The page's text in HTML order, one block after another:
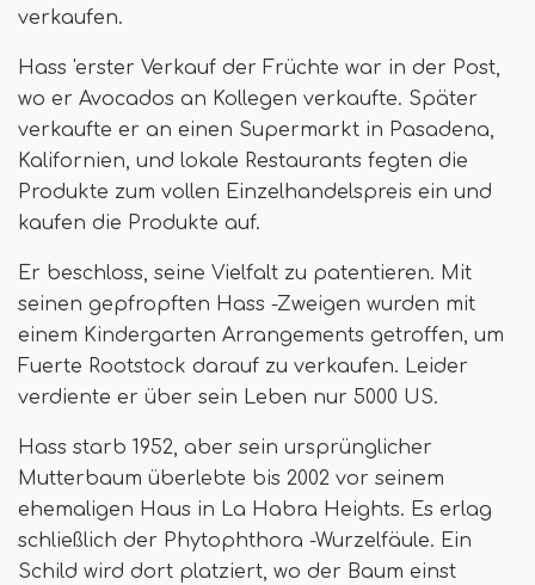
verkaufen.
Hass 'erster Verkauf der Früchte war in der Post,
wo er Avocados an Kollegen verkaufte. Später
verkaufte er an einen Supermarkt in Pasadena,
Kalifornien, und lokale Restaurants fegten die
Produkte zum vollen Einzelhandelspreis ein und
kaufen die Produkte auf.
Er beschloss, seine Vielfalt zu patentieren. Mit
seinen gepfropften Hass -Zweigen wurden mit
einem Kindergarten Arrangements getroffen, um
Fuerte Rootstock darauf zu verkaufen. Leider
verdiente er über sein Leben nur 5000 US.
Hass starb 1952, aber sein ursprünglicher
Mutterbaum überlebte bis 2002 vor seinem
ehemaligen Haus in La Habra Heights. Es erlag
schließlich der Phytophthora -Wurzelfäule. Ein
Schild wird dort platziert, wo der Baum einst